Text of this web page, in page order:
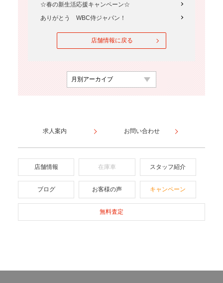
☆春の新生活応援キャンペーン☆
ありがとう WBC侍ジャパン！
店舗情報に戻る
求人案内 お問い合わせ
店舗情報 在庫車 スタッフ紹介
ブログ お客様の声 キャンペーン
無料査定